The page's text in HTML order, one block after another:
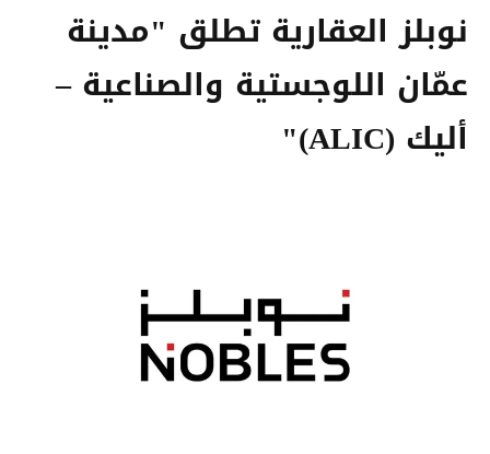
نوبلز العقارية تطلق "مدينة
عمّان اللوجستية والصناعية –
أليك (ALIC)"